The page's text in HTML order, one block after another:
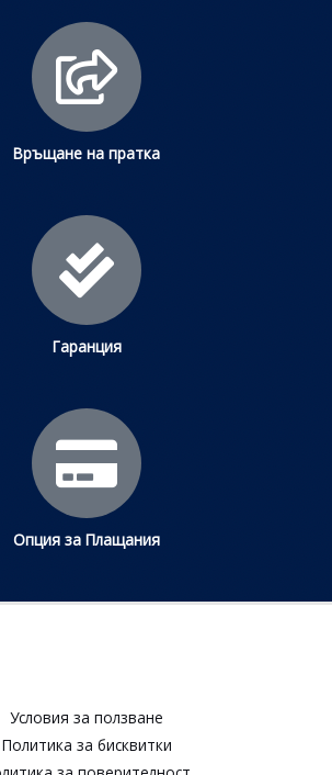
Връщане на пратка
Гаранция
Опция за Плащания
Условия за ползване​
Политика за бисквитки​